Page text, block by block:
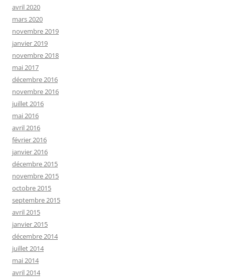
avril 2020
mars 2020
novembre 2019
janvier 2019
novembre 2018
mai 2017
décembre 2016
novembre 2016
juillet 2016
mai 2016
avril 2016
février 2016
janvier 2016
décembre 2015
novembre 2015
octobre 2015
septembre 2015
avril 2015
janvier 2015
décembre 2014
juillet 2014
mai 2014
avril 2014